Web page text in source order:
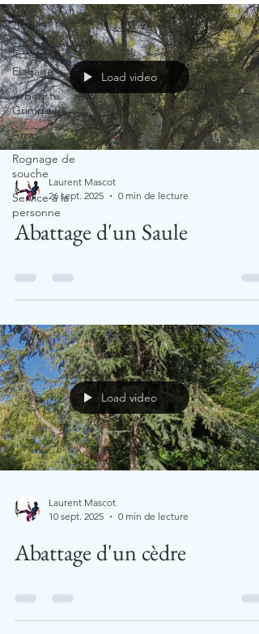
Tous les posts
ElagArtois
Elagage
Arboriste
Grimpeur
Arras
Rognage de
souche
Service à la
personne
Load video
Laurent Mascot
26 sept. 2025
0 min de lecture
Abattage d'un Saule
Load video
Laurent Mascot
10 sept. 2025
0 min de lecture
Abattage d'un cèdre